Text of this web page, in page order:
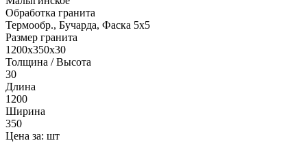
Обработка гранита
Термообр., Бучарда, Фаска 5x5
Размер гранита
1200x350x30
Толщина / Высота
30
Длина
1200
Ширина
350
Цена за: шт